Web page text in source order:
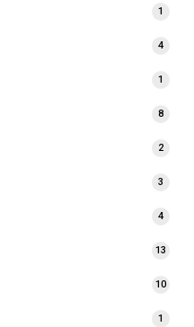
1
4
1
8
2
3
4
13
10
1